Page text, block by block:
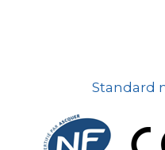
Standard